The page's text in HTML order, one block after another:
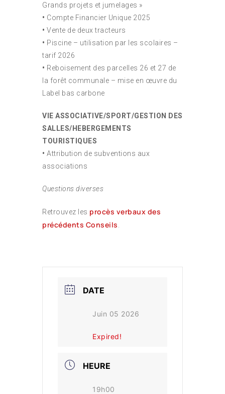
Grands projets et jumelages »
• Compte Financier Unique 2025
• Vente de deux tracteurs
• Piscine – utilisation par les scolaires –
tarif 2026
• Reboisement des parcelles 26 et 27 de
la forêt communale – mise en œuvre du
Label bas carbone
VIE ASSOCIATIVE/SPORT/GESTION DES
SALLES/HEBERGEMENTS
TOURISTIQUES
• Attribution de subventions aux
associations
Questions diverses
Retrouvez les procès verbaux des
précédents Conseils
DATE
Juin 05 2026
Expired!
HEURE
19h00